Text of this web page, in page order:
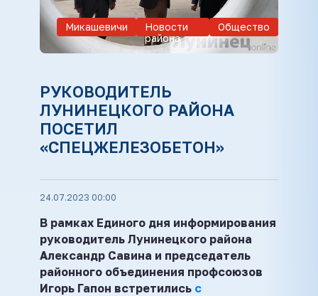
Микашевичи
Новости
района
Общество
РУКОВОДИТЕЛЬ
ЛУНИНЕЦКОГО РАЙОНА
ПОСЕТИЛ
«СПЕЦЖЕЛЕЗОБЕТОН»
24.07.2023 00:00
В рамках Единого дня информирования
руководитель Лунинецкого района
Александр Савина и председатель
районного объединения профсоюзов
Игорь Гапон встретились с